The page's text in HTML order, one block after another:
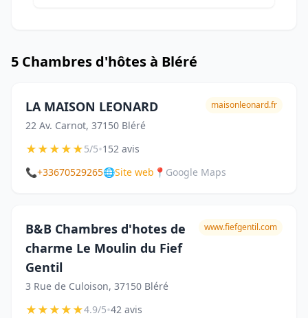
5 Chambres d'hôtes à Bléré
LA MAISON LEONARD
22 Av. Carnot, 37150 Bléré
maisonleonard.fr
★★★★★5/5•152 avis
📞+33670529265🌐Site web 📍 Google Maps
B&B Chambres d'hotes de
charme Le Moulin du Fief
Gentil
3 Rue de Culoison, 37150 Bléré
www.fiefgentil.com
★★★★★4.9/5•42 avis